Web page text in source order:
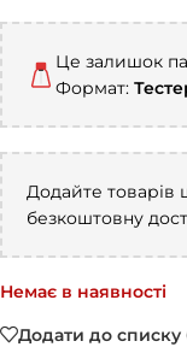
Це залишок
Формат:
Додайте товарів
безкоштовну
Немає в наявності
Додати до списку